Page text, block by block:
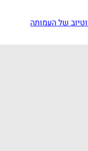
של העמותה